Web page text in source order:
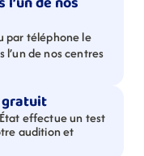
par téléphone le
de nos centres
gratuit
effectue un test
audition et